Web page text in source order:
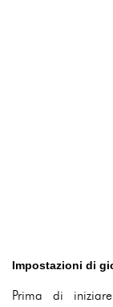
Impostazioni di
Prima di